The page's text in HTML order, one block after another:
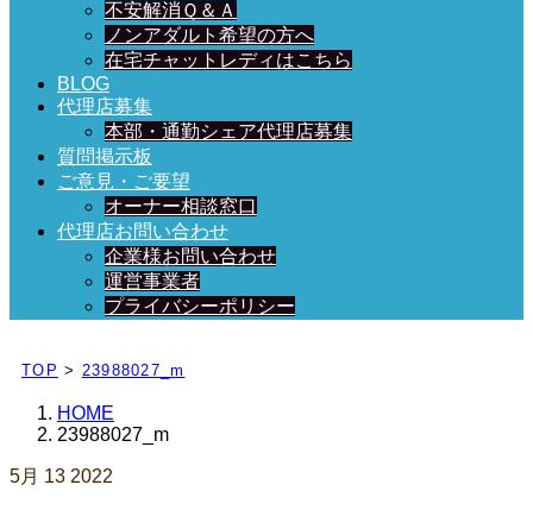
不安解消Ｑ＆Ａ
ノンアダルト希望の方へ
在宅チャットレディはこちら
BLOG
代理店募集
本部・通勤シェア代理店募集
質問掲示板
ご意見・ご要望
オーナー相談窓口
代理店お問い合わせ
企業様お問い合わせ
運営事業者
プライバシーポリシー
TOP > 23988027_m
HOME
23988027_m
5月 13 2022